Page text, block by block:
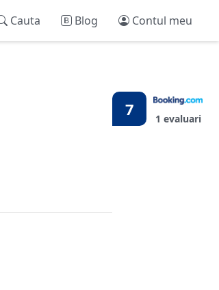
Cauta Blog Contul meu
7 1 evaluari